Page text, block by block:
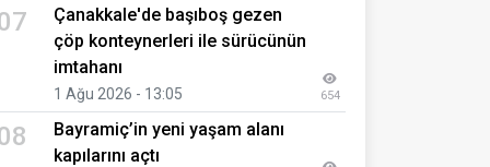
Çanakkale'de başıboş gezen
çöp konteynerleri ile sürücünün
imtahanı
1 Ağu 2026 - 13:05 654
Bayramiç’in yeni yaşam alanı
kapılarını açtı